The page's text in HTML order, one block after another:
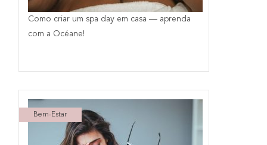
Como criar um spa day em casa — aprenda
com a Océane!
Bem-Estar